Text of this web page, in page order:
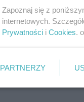
Zapoznaj się z
internetowych.
Prywatności i Cookies .
PARTNERZY